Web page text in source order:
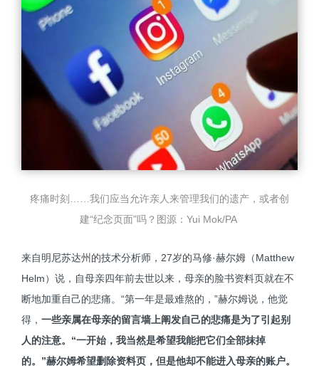
疼痛时刻……我们应当允许亲人来管理我们的遗产，或者创
建“纪念页面”吗？图源：Yui Mok/PA
来自明尼苏达州的技术分析师，27岁的马修·赫尔姆（Matthew
Helm）说，自母亲四年前去世以来，母亲的脸书资料页就在不
断地加重自己的悲痛。“第一年是最难熬的，”赫尔姆说，他觉
得， 一些亲属在母亲的留言墙上阐发自己的悲痛是为了引起别
人的注意。 “一开始，我当然是希望我能把它们全部抹掉
的。 ”赫尔姆希望删除资料页，但是他却不能进入母亲的账户。